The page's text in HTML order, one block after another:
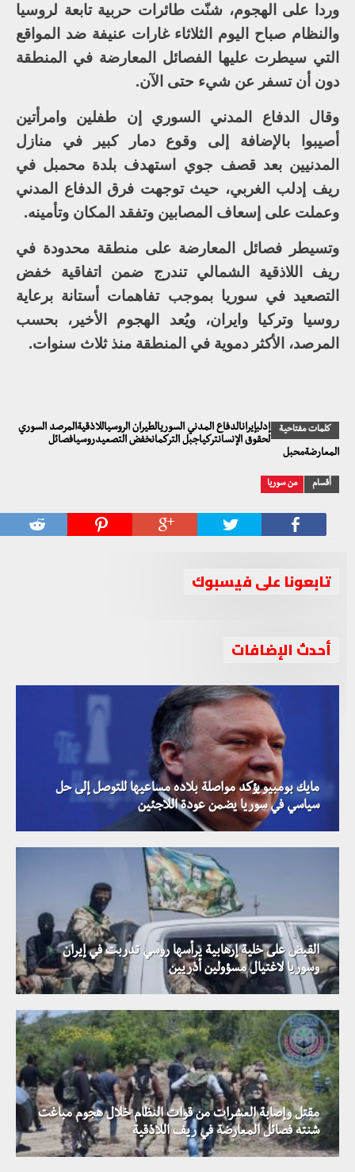
وردا على الهجوم، شنّت طائرات حربية تابعة لروسيا
والنظام صباح اليوم الثلاثاء غارات عنيفة ضد المواقع
التي سيطرت عليها الفصائل المعارضة في المنطقة
دون أن تسفر عن شيء حتى الآن.
وقال الدفاع المدني السوري إن طفلين وامرأتين
أصيبوا بالإضافة إلى وقوع دمار كبير في منازل
المدنيين بعد قصف جوي استهدف بلدة محمبل في
ريف إدلب الغربي، حيث توجهت فرق الدفاع المدني
وعملت على إسعاف المصابين وتفقد المكان وتأمينه.
وتسيطر فصائل المعارضة على منطقة محدودة في
ريف اللاذقية الشمالي تندرج ضمن اتفاقية خفض
التصعيد في سوريا بموجب تفاهمات أستانة برعاية
روسيا وتركيا وايران، ويُعد الهجوم الأخير، بحسب
المرصد، الأكثر دموية في المنطقة منذ ثلاث سنوات.
كلمات مفتاحية
إدلبإيرانالدفاع المدني السوريالطيران الروسياللاذقيةالمرصد السوري
لحقوق الإنسانتركياجبل التركمانخفض التصعيدروسيافصائل
المعارضةمحبل
أقسام من سوريا
تابعونا على فيسبوك
أحدث الإضافات
مايك بومبيو يؤكد مواصلة بلاده مساعيها للتوصل إلى حل
سياسي في سوريا يضمن عودة اللاجئين
القبض على خلية إرهابية يرأسها روسي تدربت في إيران
وسوريا لاغتيال مسؤولين أذريين
مقتل وإصابة العشرات من قوات النظام خلال هجوم مباغت
شنته فصائل المعارضة في ريف اللاذقية